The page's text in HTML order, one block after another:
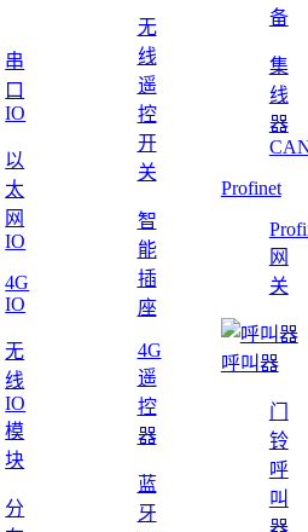
串
口
IO
以
太
网
IO
4G
IO
无
线
IO
模
块
分
无
线
遥
控
开
关
智
能
插
座
4G
遥
控
器
蓝
牙
备
集
线
器
Profinet
网
关
呼叫器
门
铃
呼
叫
器